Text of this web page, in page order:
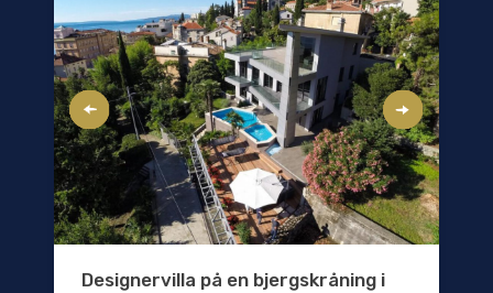
Designervilla på en bjergskråning i